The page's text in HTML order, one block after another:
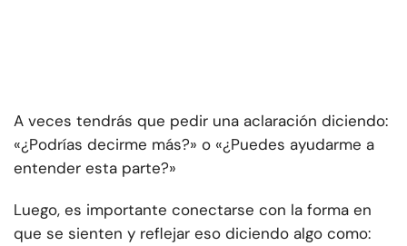
A veces tendrás que pedir una aclaración diciendo:
«¿Podrías decirme más?» o «¿Puedes ayudarme a
entender esta parte?»
Luego, es importante conectarse con la forma en
que se sienten y reflejar eso diciendo algo como: